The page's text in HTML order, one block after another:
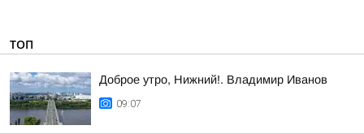
ТОП
Доброе утро, Нижний!. Владимир Иванов
09:07